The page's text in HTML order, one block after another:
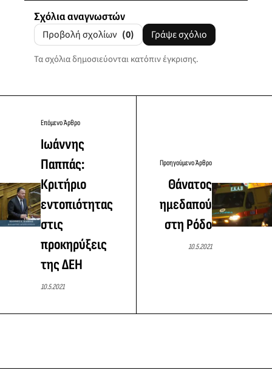
Σχόλια αναγνωστών
Προβολή σχολίων (0) Γράψε σχόλιο
Τα σχόλια δημοσιεύονται κατόπιν έγκρισης.
Επόμενο Άρθρο
Ιωάννης
Παππάς:
Κριτήριο
εντοπιότητας
στις
προκηρύξεις
της ΔΕΗ
10.5.2021
Προηγούμενο Άρθρο
Θάνατος
ημεδαπού
στη Ρόδο
10.5.2021